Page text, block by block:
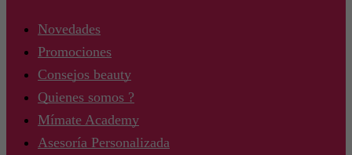
Novedades
Promociones
Consejos beauty
Quienes somos ?
Mímate Academy
Asesoría Personalizada